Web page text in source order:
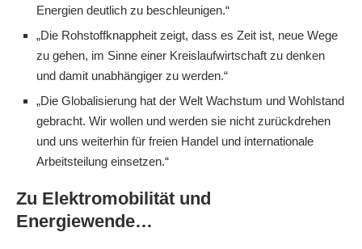
Energien deutlich zu beschleunigen.“
„Die Rohstoffknappheit zeigt, dass es Zeit ist, neue Wege
zu gehen, im Sinne einer Kreislaufwirtschaft zu denken
und damit unabhängiger zu werden.“
„Die Globalisierung hat der Welt Wachstum und Wohlstand
gebracht. Wir wollen und werden sie nicht zurückdrehen
und uns weiterhin für freien Handel und internationale
Arbeitsteilung einsetzen.“
Zu Elektromobilität und
Energiewende…